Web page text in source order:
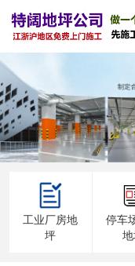
工业厂房地
坪
停车